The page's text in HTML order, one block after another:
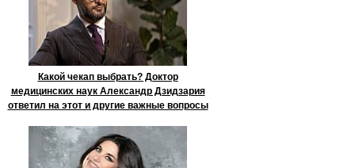
Какой чекап выбрать? Доктор
медицинских наук Александр Дзидзария
ответил на этот и другие важные вопросы